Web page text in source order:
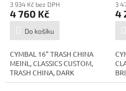
3 934 Kč bez DPH
4 760 Kč
Do košíku
CYMBAL 16" TRASH CHINA
MEINL, CLASSICS CUSTOM,
TRASH CHINA, DARK
3
4